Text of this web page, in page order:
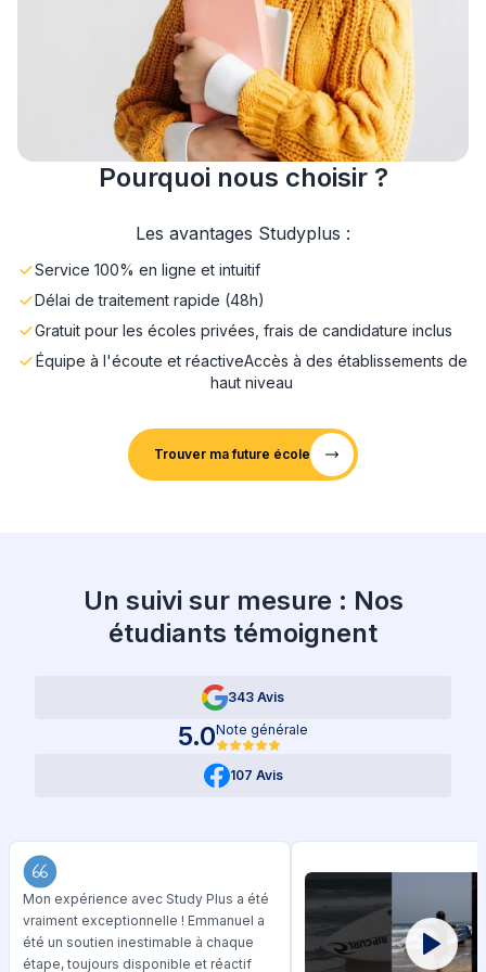
Pourquoi nous choisir ?
Les avantages Studyplus :
Service 100% en ligne et intuitif
Délai de traitement rapide (48h)
Gratuit pour les écoles privées, frais de candidature inclus
Équipe à l'écoute et réactiveAccès à des établissements de
haut niveau
Trouver ma future école
Un suivi sur mesure : Nos
étudiants témoignent
343 Avis
5.0Note générale
107 Avis
Mon expérience avec Study Plus a été
vraiment exceptionnelle ! Emmanuel a
été un soutien inestimable à chaque
étape, toujours disponible et réactif